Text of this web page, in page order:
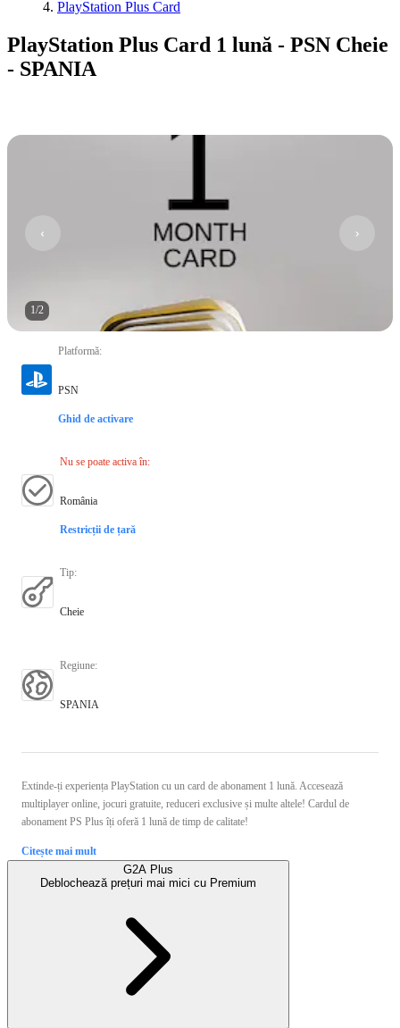
PlayStation Plus Card
PlayStation Plus Card 1 lună - PSN Cheie
- SPANIA
1/2
Platformă:
PSN
Ghid de activare
Nu se poate activa în:
România
Restricții de țară
Tip:
Cheie
Regiune:
SPANIA
Extinde-ți experiența PlayStation cu un card de abonament 1 lună. Accesează
multiplayer online, jocuri gratuite, reduceri exclusive și multe altele! Cardul de
abonament PS Plus îți oferă 1 lună de timp de calitate!
Citește mai mult
G2A Plus
Deblochează prețuri mai mici cu Premium